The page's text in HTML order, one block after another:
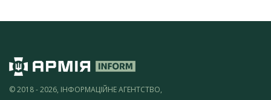
© 2018 - 2026, ІНФОРМАЦІЙНЕ АГЕНТСТВО,